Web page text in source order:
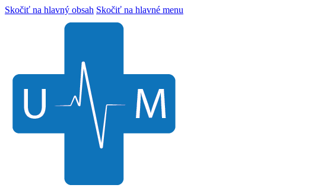
Skočiť na hlavný obsah Skočiť na hlavné menu